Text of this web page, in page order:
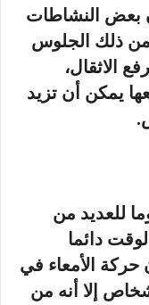
بعض النشاطات
ذلك الجلوس
الاثقال،
يمكن أن تزيد
للعديد من
دائما
حركة الأمعاء في
إلا أنه من